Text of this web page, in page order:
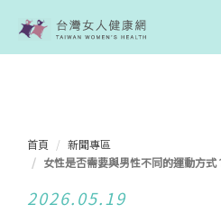
首頁
新聞專區
女性是否需要與男性不同的運動方式
2026.05.19